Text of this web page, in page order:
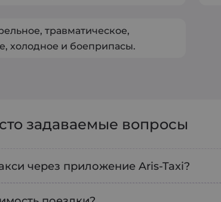
травматическое,
холодное и боеприпасы.
задаваемые вопросы
через приложение Aris-Taxi?
такси, откройте наше приложение,